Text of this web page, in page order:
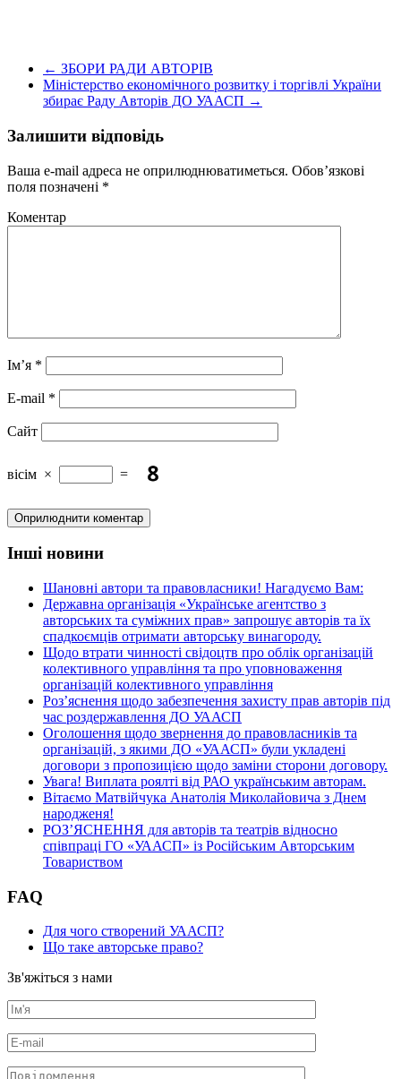
← ЗБОРИ РАДИ АВТОРІВ
Міністерство економічного розвитку і торгівлі України
збирає Раду Авторів ДО УААСП →
Залишити відповідь
Ваша e-mail адреса не оприлюднюватиметься. Обов’язкові
поля позначені *
Коментар
Ім’я *
E-mail *
Сайт
вісім × =
Інші новини
Шановні автори та правовласники! Нагадуємо Вам:
Державна організація «Українське агентство з
авторських та суміжних прав» запрошує авторів та їх
спадкоємців отримати авторську винагороду.
Щодо втрати чинності свідоцтв про облік організацій
колективного управління та про уповноваження
організацій колективного управління
Роз’яснення щодо забезпечення захисту прав авторів під
час роздержавлення ДО УААСП
Оголошення щодо звернення до правовласників та
організацій, з якими ДО «УААСП» були укладені
договори з пропозицією щодо заміни сторони договору.
Увага! Виплата роялті від РАО українським авторам.
Вітаємо Матвійчука Анатолія Миколайовича з Днем
народженя!
РОЗ’ЯСНЕННЯ для авторів та театрів відносно
співпраці ГО «УААСП» із Російським Авторським
Товариством
FAQ
Для чого створений УААСП?
Що таке авторське право?
Зв'яжіться з нами